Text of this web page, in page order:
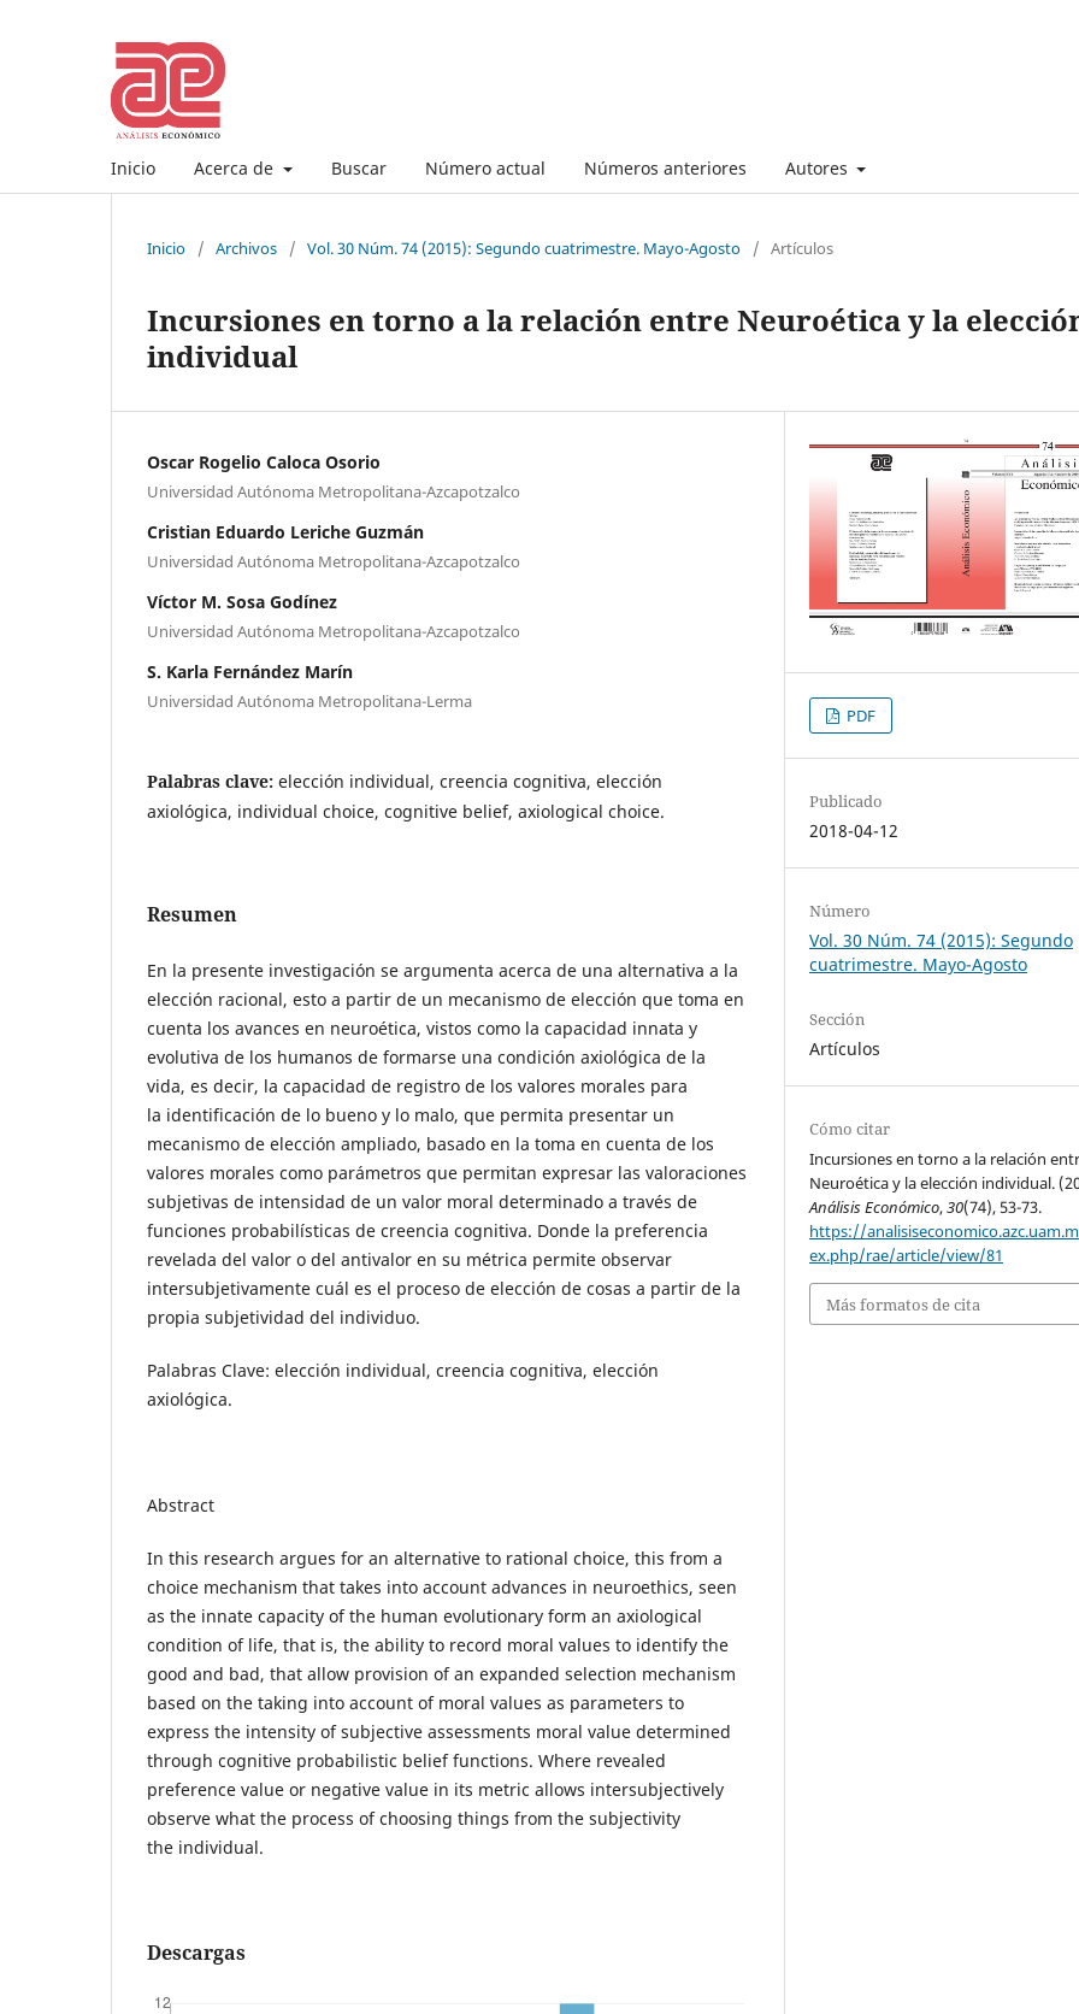
Inicio Acerca de Buscar Número actual Números anteriores Autores
Inicio / Archivos / Vol. 30 Núm. 74 (2015): Segundo cuatrimestre. Mayo-Agosto / Artículos
Incursiones en torno a la relación entre Neuroética y la
individual
Oscar Rogelio Caloca Osorio
Universidad Autónoma Metropolitana-Azcapotzalco
Cristian Eduardo Leriche Guzmán
Universidad Autónoma Metropolitana-Azcapotzalco
Víctor M. Sosa Godínez
Universidad Autónoma Metropolitana-Azcapotzalco
S. Karla Fernández Marín
Universidad Autónoma Metropolitana-Lerma
Palabras clave: elección individual, creencia cognitiva, elección
axiológica, individual choice, cognitive belief, axiological choice.
Resumen
En la presente investigación se argumenta acerca de una alternativa a la
elección racional, esto a partir de un mecanismo de elección que toma en
cuenta los avances en neuroética, vistos como la capacidad innata y
evolutiva de los humanos de formarse una condición axiológica de la
vida, es decir, la capacidad de registro de los valores morales para
la identificación de lo bueno y lo malo, que permita presentar un
mecanismo de elección ampliado, basado en la toma en cuenta de los
valores morales como parámetros que permitan expresar las valoraciones
subjetivas de intensidad de un valor moral determinado a través de
funciones probabilísticas de creencia cognitiva. Donde la preferencia
revelada del valor o del antivalor en su métrica permite observar
intersubjetivamente cuál es el proceso de elección de cosas a partir de la
propia subjetividad del individuo.
Palabras Clave: elección individual, creencia cognitiva, elección
axiológica.
Abstract
In this research argues for an alternative to rational choice, this from a
choice mechanism that takes into account advances in neuroethics, seen
as the innate capacity of the human evolutionary form an axiological
condition of life, that is, the ability to record moral values to identify the
good and bad, that allow provision of an expanded selection mechanism
based on the taking into account of moral values as parameters to
express the intensity of subjective assessments moral value determined
through cognitive probabilistic belief functions. Where revealed
preference value or negative value in its metric allows intersubjectively
observe what the process of choosing things from the subjectivity
the individual.
Descargas
PDF
Publicado
2018-04-12
Número
Vol. 30 Núm. 74 (2015): Segundo
cuatrimestre. Mayo-Agosto
Sección
Artículos
Cómo citar
Incursiones en torno a la relación
Neuroética y la elección individual.
Análisis Económico,30(74), 53-73.
https://
ex.php/rae/article/view/81
Más formatos de cita